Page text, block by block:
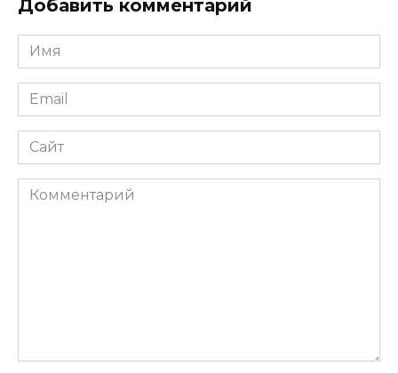
Добавить комментарий
Имя
*
Email
*
Сайт
Комментарий